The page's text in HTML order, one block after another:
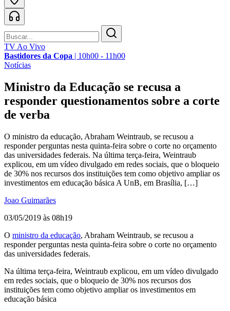
TV Ao Vivo
Bastidores da Copa | 10h00 - 11h00
Notícias
Ministro da Educação se recusa a
responder questionamentos sobre a corte
de verba
O ministro da educação, Abraham Weintraub, se recusou a
responder perguntas nesta quinta-feira sobre o corte no orçamento
das universidades federais. Na última terça-feira, Weintraub
explicou, em um vídeo divulgado em redes sociais, que o bloqueio
de 30% nos recursos dos instituições tem como objetivo ampliar os
investimentos em educação básica A UnB, em Brasília, […]
Joao Guimarães
03/05/2019 às 08h19
O ministro da educação, Abraham Weintraub, se recusou a
responder perguntas nesta quinta-feira sobre o corte no orçamento
das universidades federais.
Na última terça-feira, Weintraub explicou, em um vídeo divulgado
em redes sociais, que o bloqueio de 30% nos recursos dos
instituições tem como objetivo ampliar os investimentos em
educação básica